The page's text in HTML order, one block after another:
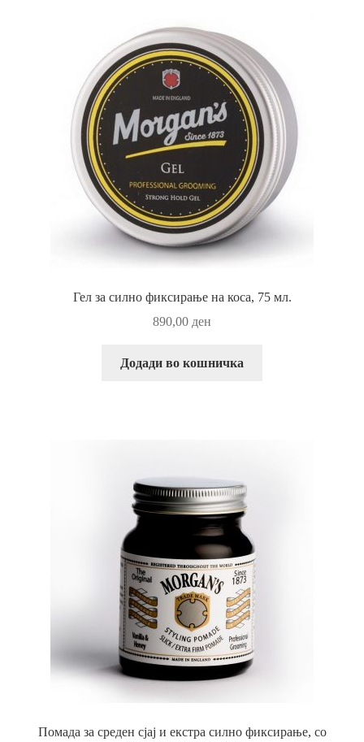
Гел за силно фиксирање на коса, 75 мл.
890,00 ден
Додади во кошничка
Помада за среден сјај и екстра силно фиксирање, со